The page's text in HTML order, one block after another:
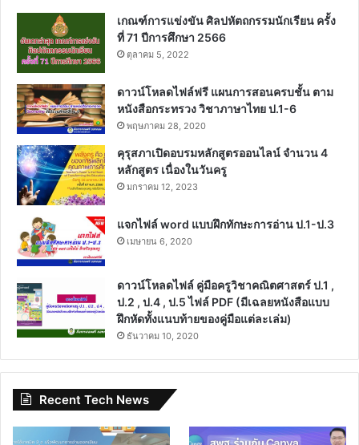
เกณฑ์การแข่งขัน ศิลปหัตถกรรมนักเรียน ครั้ง
ที่ 71 ปีการศึกษา 2566
ตุลาคม 5, 2022
ดาวน์โหลดไฟล์ฟรี แผนการสอนครบชั้น ตาม
หนังสือกระทรวง วิชาภาษาไทย ป.1-6
พฤษภาคม 28, 2020
คุรุสภาเปิดอบรมหลักสูตรออนไลน์ จำนวน 4
หลักสูตร เนื่องในวันครู
มกราคม 12, 2023
แจกไฟล์ word แบบฝึกทักษะการอ่าน ป.1-ป.3
เมษายน 6, 2020
ดาวน์โหลดไฟล์ คู่มือครูวิชาคณิตศาสตร์ ป.1 ,
ป.2 , ป.4 , ป.5 ไฟล์ PDF (มีเฉลยหนังสือแบบ
ฝึกหัดทั้งแนบท้ายของคู่มือแต่ละเล่ม)
ธันวาคม 10, 2020
Recent Tech News